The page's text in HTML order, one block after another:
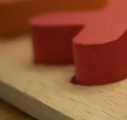
Vidaus inventorius
Pagal kainą
Filtruoti